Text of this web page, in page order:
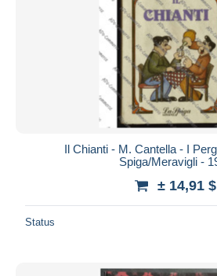
Il Chianti - M. Cantella - I
Spiga/Meravigli -
± 14,91 $
Status